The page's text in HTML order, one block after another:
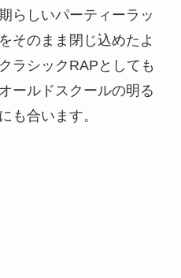
らしいパーティーラッ
そのまま閉じ込めたよ
ラシックRAPとしても
ールドスクールの明る
も合います。